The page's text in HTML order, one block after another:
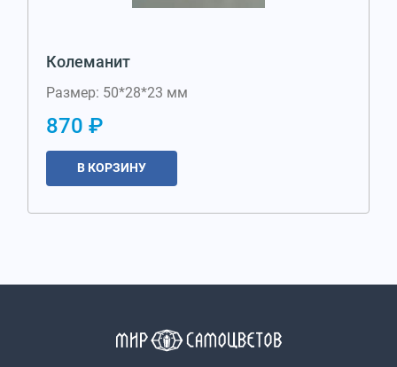
Колеманит
Размер: 50*28*23 мм
870 ₽
В КОРЗИНУ